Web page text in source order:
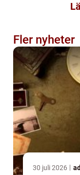
Fler nyheter
30 juli 2026